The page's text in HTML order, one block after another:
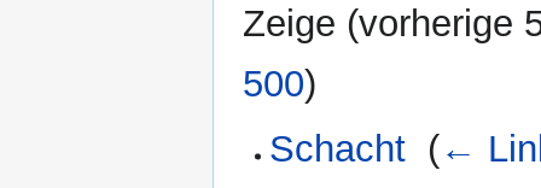
Zeige (vorherige
500)
Schacht (←